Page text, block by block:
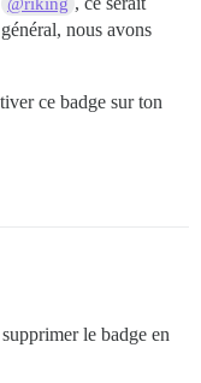
@riking
nous avons
ce badge sur ton
le badge en